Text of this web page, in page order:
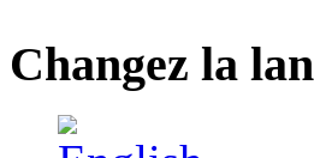
Changez la